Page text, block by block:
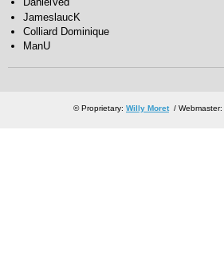
JameslaucK
Colliard Dominique
ManU
© Proprietary: Willy Moret/ Webmaster: